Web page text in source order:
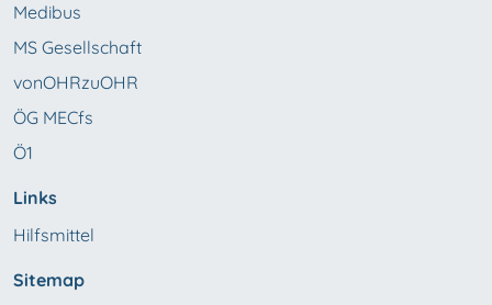
Medibus
MS Gesellschaft
vonOHRzuOHR
ÖG MECfs
Ö1
Links
Hilfsmittel
Sitemap